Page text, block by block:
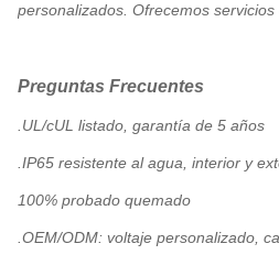
personalizados. Ofrecemos servicios
Preguntas Frecuentes
.UL/cUL listado, garantía de 5 años
.IP65 resistente al agua, interior y
100% probado quemado
.OEM/ODM: voltaje personalizado,